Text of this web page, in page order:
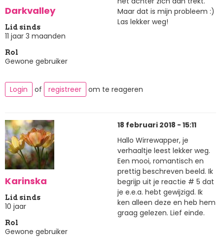
Darkvalley
Lid sinds
11 jaar 3 maanden
Rol
Gewone gebruiker
Maar dat is mijn probleem :)
Las lekker weg!
Login of registreer om te reageren
Karinska
Lid sinds
10 jaar
Rol
Gewone gebruiker
18 februari 2018 - 15:11
Hallo Wirrewapper, je
verhaaltje leest lekker weg.
Een mooi, romantisch en
prettig beschreven beeld. Ik
begrijp uit je reactie # 5 dat
je e.e.a. hebt gewijzigd. Ik
ken alleen deze en heb hem
graag gelezen. Lief einde.